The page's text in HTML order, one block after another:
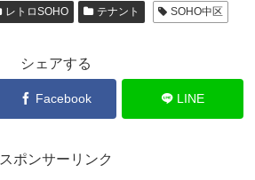
レトロSOHO テナント SOHO中区
シェアする
Facebook LINE
スポンサーリンク